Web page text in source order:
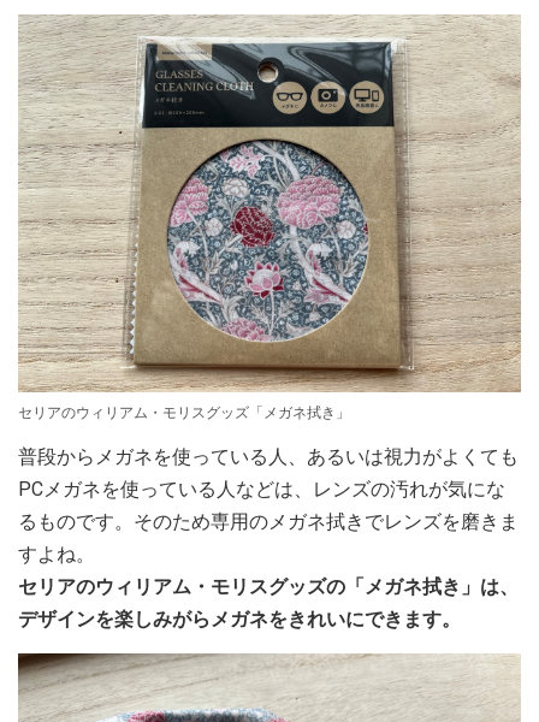
セリアのウィリアム・モリスグッズ「メガネ拭き」
普段からメガネを使っている人、あるいは視力がよくても
PCメガネを使っている人などは、レンズの汚れが気にな
るものです。そのため専用のメガネ拭きでレンズを磨きま
すよね。
セリアのウィリアム・モリスグッズの「メガネ拭き」は、
デザインを楽しみがらメガネをきれいにできます。